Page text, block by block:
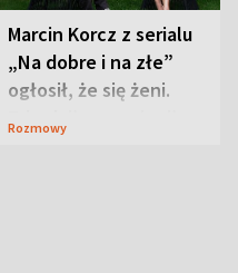
Marcin Korcz z serialu
„Na dobre i na złe”
ogłosił, że się żeni.
Rozmowy